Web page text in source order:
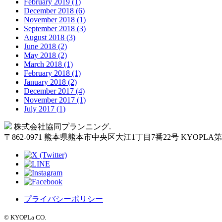
February 2019 (1)
December 2018 (6)
November 2018 (1)
September 2018 (3)
August 2018 (3)
June 2018 (2)
May 2018 (2)
March 2018 (1)
February 2018 (1)
January 2018 (2)
December 2017 (4)
November 2017 (1)
July 2017 (1)
Back
to
Top
株式会社協同プランニング.
〒 862-0971 熊本県熊本市中央区大江1丁目7番22号 KYOPLA
プライバシーポリシー
©︎ KYOPLa CO.